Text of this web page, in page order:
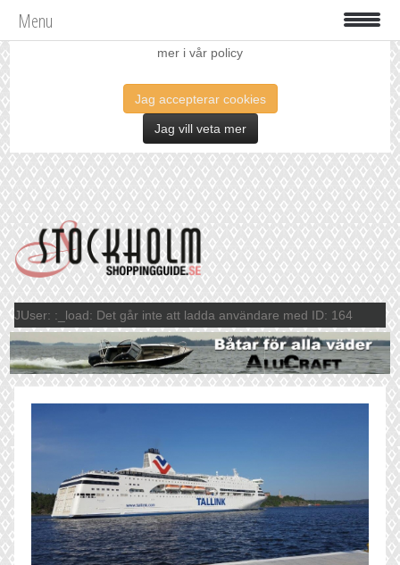
Vi använder oss av cookies för att förbättra din upplevelse. Läs
mer i vår policy
Jag accepterar cookies
Jag vill veta mer
Menu
JUser: :_load: Det går inte att ladda användare med ID: 164